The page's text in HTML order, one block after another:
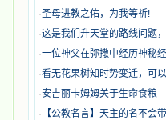
·圣母进教之佑，为我等祈!
·这是我们升天堂的路线问题
·一位神父在弥撒中经历神秘
·看无花果树知时势变迁，可
·安吉丽卡姆姆关于生命食粮
· 【公教名言】天主的名不会